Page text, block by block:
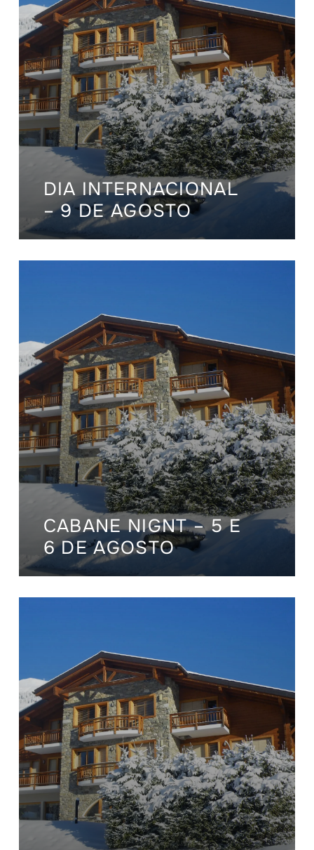
DIA INTERNACIONAL
– 9 DE AGOSTO
CABANE NIGNT – 5 E
6 DE AGOSTO